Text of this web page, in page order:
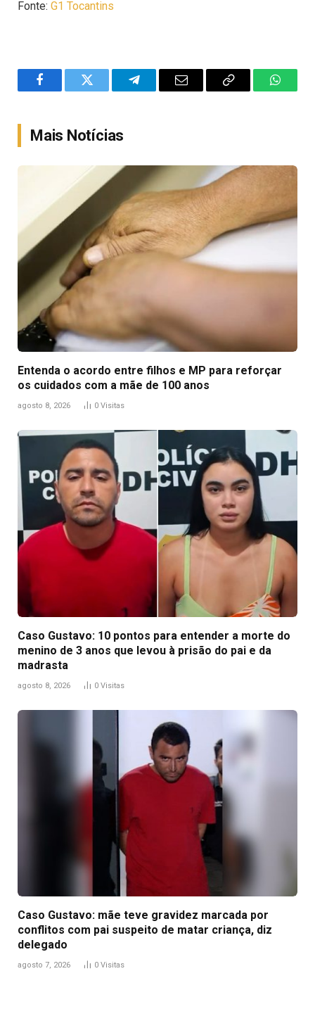
Fonte: G1 Tocantins
FacebookTwitter TelegramEmail
Copy
Mais Notícias
Entenda o acordo entre filhos e MP para reforçar
os cuidados com a mãe de 100 anos
agosto 8, 2026 0 Visitas
Caso Gustavo: 10 pontos para entender a morte do
menino de 3 anos que levou à prisão do pai e da
madrasta
agosto 8, 2026 0 Visitas
Caso Gustavo: mãe teve gravidez marcada por
conflitos com pai suspeito de matar criança, diz
delegado
agosto 7, 2026 0 Visitas